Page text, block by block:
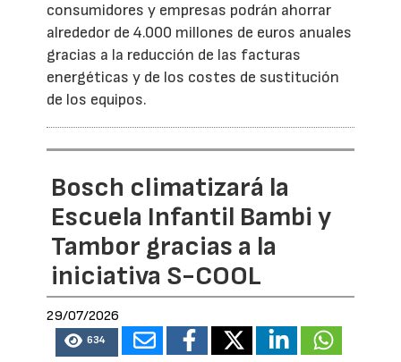
consumidores y empresas podrán ahorrar
alrededor de 4.000 millones de euros anuales
gracias a la reducción de las facturas
energéticas y de los costes de sustitución
de los equipos.
Bosch climatizará la
Escuela Infantil Bambi y
Tambor gracias a la
iniciativa S-COOL
29/07/2026
634